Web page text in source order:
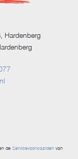
Hardenberg
de Servicevoorwaarden van